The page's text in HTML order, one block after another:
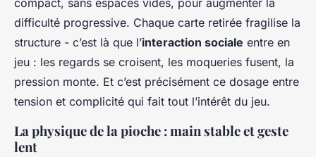
compact, sans espaces vides, pour augmenter la
difficulté progressive. Chaque carte retirée fragilise la
structure - c’est là que l’interaction sociale entre en
jeu : les regards se croisent, les moqueries fusent, la
pression monte. Et c’est précisément ce dosage entre
tension et complicité qui fait tout l’intérêt du jeu.
La physique de la pioche : main stable et geste
lent